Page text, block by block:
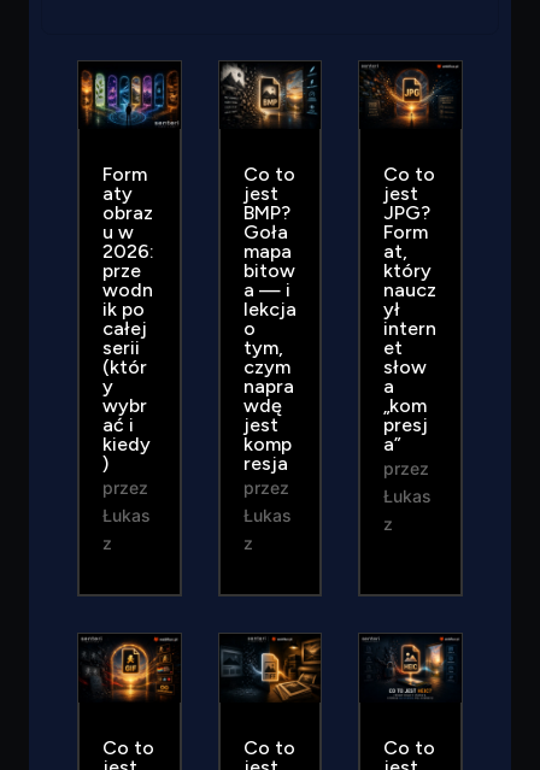
Form
aty
obraz
u w
2026:
prze
wodn
ik po
całej
serii
(któr
y
wybr
ać i
kiedy
)
przez
Łukas
z
Co to
jest
BMP?
Goła
mapa
bitow
a — i
lekcja
o
tym,
czym
napra
wdę
jest
komp
resja
przez
Łukas
z
Co to
jest
JPG?
Form
at,
który
naucz
ył
intern
et
słow
a
„kom
presj
a”
przez
Łukas
z
Co to
Co to
Co to